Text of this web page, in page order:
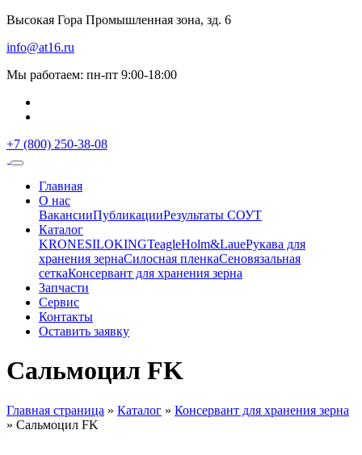
Высокая Гора Промышленная зона, зд. 6
info@at16.ru
Мы работаем: пн-пт 9:00-18:00
+7 (800) 250-38-08
Главная
О нас
ВакансииПубликацииРезультаты СОУТ
Каталог
KRONESILOKINGTeagleHolm&LaueРукава для
хранения зернаСилосная пленкаСеновязальная
сеткаКонсервант для хранения зерна
Запчасти
Сервис
Контакты
Оставить заявку
Сальмоцил FK
Главная страница » Каталог » Консервант для хранения зерна
» Сальмоцил FK